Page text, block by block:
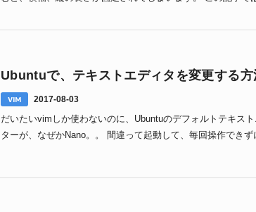
Ubuntuで、テキストエディタを変更する方
VIM 2017-08-03
だいたいvimしか使わないのに、Ubuntuのデフォルトテキスト
ターが、なぜかNano。。 間違って起動して、毎回操作できず